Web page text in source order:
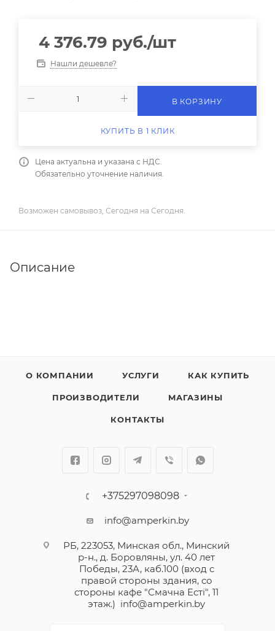
4 376.79 руб./шт
Нашли дешевле?
В КОРЗИНУ
КУПИТЬ В 1 КЛИК
Цена актуальна и указана с НДС.
Обязательно уточнение наличия.
Возможен самовывоз, Сегодня на Сегодня.
Описание
О КОМПАНИИ УСЛУГИ КАК КУПИТЬ
ПРОИЗВОДИТЕЛИ МАГАЗИНЫ
КОНТАКТЫ
+375297098098
info@amperkin.by
РБ, 223053, Минская обл., Минский
р-н., д. Боровляны, ул. 40 лет
Победы, 23А, каб.100 (вход с
правой стороны здания, со
стороны кафе "Смачна Естi", 11
этаж.) info@amperkin.by